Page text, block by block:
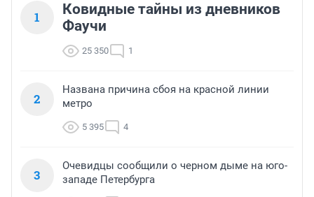
1
Ковидные тайны из дневников
Фаучи
25 350 1
2
Названа причина сбоя на красной линии
метро
5 395 4
3
Очевидцы сообщили о черном дыме на юго-
западе Петербурга